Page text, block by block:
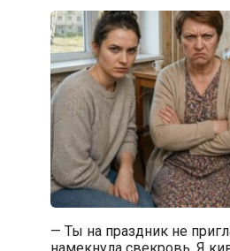
— Ты на праздник не
намекнула свекровь. Я